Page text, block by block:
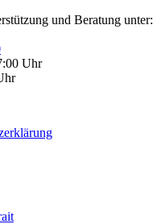
und Beratung unter:
Uhr